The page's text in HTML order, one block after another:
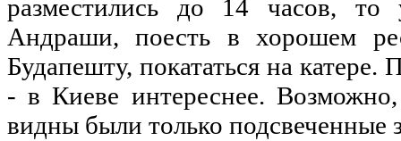
разместились до 14 часов, то
Андраши, поесть в хорошем
Будапешту, покататься на катере.
- в Киеве интереснее.
видны были только подсвеченные